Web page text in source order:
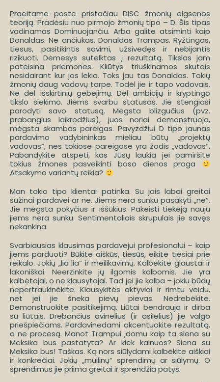
Praeitame poste pristačiau DISC žmonių elgsenos
teoriją. Pradėsiu nuo pirmojo žmonių tipo – D. Šis tipas
vadinamas Dominuojančiu. Arba galite atsiminti kaip
Donaldas. Ne ančiukas. Donaldas Trampas. Ryžtingas,
tiesus, pasitikintis savimi, užsivedęs ir nebijantis
rizikuoti. Dėmesys sutelktas į rezultatą. Tikslas jam
pateisina priemones. Kliūtys triuškinamos skutais
nesidairant kur jos lekia. Toks jau tas Donaldas. Tokių
žmonių daug vadovų tarpe. Todėl jie ir tapo vadovais.
Ne dėl išskirtinių gebėjimų. Dėl ambicijų ir kryptingo
tikslo siekimo. Jiems svarbu statusas. Jie stengiasi
parodyti savo statusą. Mėgsta blizgučius (pvz.
prabangius laikrodžius), juos noriai demonstruoja,
mėgsta skambas pareigas. Pavyzdžiui D tipo jaunas
pardavimo vadybininkas mieliau būtų „projektų
vadovas“, nes tokiose pareigose yra žodis „vadovas“.
Pabandykite atspėti, kas Jūsų laukia jei pamiršite
tokius žmones pasveikinti boso dienos proga
Atsakymo variantų reikia?
Man tokio tipo klientai patinka. Su jais labai greitai
sužinai pardavei ar ne. Jiems nėra sunku pasakyti „ne“.
Jie mėgsta pokyčius ir iššūkius. Pakeisti tiekėją nauju
jiems nėra sunku. Sentimentaliais skrupulais jie savęs
nekankina.
Svarbiausias klausimas pardavėjui profesionalui – kaip
jiems parduoti? Būkite aiškūs, tiesūs, eikite tiesiai prie
reikalo. Jokių „lia lia“ ir meilikavimų. Kalbėkite glaustai ir
lakoniškai. Neerzinkite jų ilgomis kalbomis. Jie yra
kalbėtojai, o ne klausytojai. Tad jei jie kalba – jokiu būdų
nepertraukinėkite. Klausykitės aktyviai ir rimtu veidu,
net jei jie šneka pievų pievas. Nedrebėkite.
Demonstruokite pasitikėjimą. Liūtai bendrauja ir dirba
su liūtais. Drebančius avinėlius (ir asilėlius) jie valgo
priešpiečiams. Pardavinėdami akcentuokite rezultatą,
o ne procesą. Manot Trampui įdomu kaip ta siena su
Meksika bus pastatyta? Ar kiek kainuos? Siena su
Meksika bus! Taškas. Ką nors siūlydami kalbėkite aiškiai
ir konkrečiai. Jokių „muilinų“ sprendimų ar siūlymų. O
sprendimus jie priima greitai ir sprendžia patys.